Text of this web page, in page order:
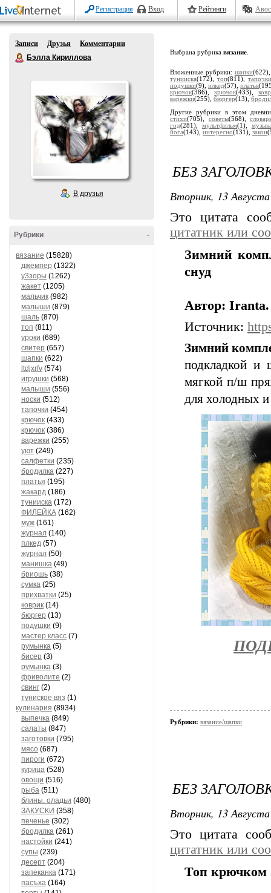
Регистрация Вход Рейтинги
Записи Друзья
Комментарии
Бэлла Кириллова
В друзья
-
Рубрики
вязание (15828)
джемпер (1322)
у3зоры (1262)
жакет (1205)
мальчик (982)
малыши (879)
шаль (870)
топ (811)
уроки (689)
свитер (657)
шапки (622)
ltdjxrfv (574)
игрушки (568)
малыши (556)
носки (512)
тапочки (454)
крючок (433)
крючок (386)
варежки (255)
уют (249)
салфетки (235)
бродилка (227)
платья (195)
жакард (186)
тунииска (172)
ФИЛЕЙКА (162)
муж (161)
журнал (140)
плкед (57)
журнал (50)
манишка (49)
бриошь (38)
сумка (25)
прихватки (25)
коврик (14)
бюргер (13)
подушки (9)
мастер класс (7)
румынка (5)
бисер (3)
румынка (3)
фриволите (2)
свинг (2)
туниское вяз (1)
кулинария (8934)
выпечка (849)
салаты (847)
заготовки (795)
мясо (687)
пироги (672)
курица (528)
овощи (516)
рыба (511)
блины. оладьи (480)
ЗАКУСКИ (358)
печенье (302)
бродилка (261)
настойки (241)
супы (239)
десерт (204)
запеканка (171)
пасъха (164)
Выбрана рубрика вязание
Вложенные рубрики: шапки
тунииска(172), топ(811), тапочки
подушки(9),плкед(57),платья
крючок(386),крючок(433),
варежки(255), бюргер(13),
Другие рубрики в этом
стихи(705), советы(568),
год(281), мультфильм(1),
йога(143), интересно(131), закон
БЕЗ
Вторник, 13
Это цитата
цитатник или
Зимний
снуд
Автор: Iranta.
Источник:
Зимний
подкладкой и
мягкой п/ш
для холодных
Рубрики: вязание/шапки
БЕЗ
Вторник, 13
Это цитата
цитатник или
Топ крючком